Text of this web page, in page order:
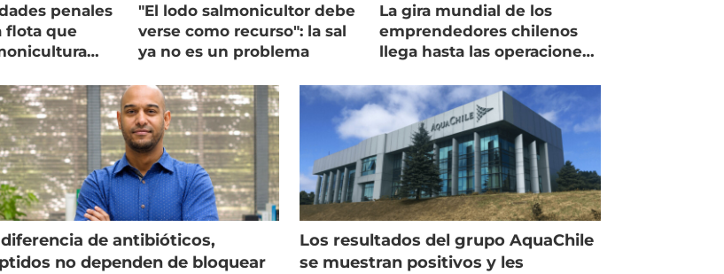
penales
flota que
"El lodo salmonicultor debe
verse como recurso": la sal
ya no es un problema
La gira mundial de los
emprendedores chilenos
llega hasta las operaciones
de antibióticos,
no dependen de bloquear
Los resultados del grupo AquaChile
se muestran positivos y les